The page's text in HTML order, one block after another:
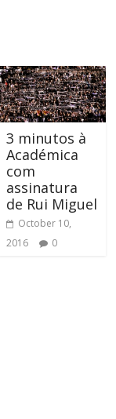
3 minutos à
Académica
com
assinatura
de Rui Miguel
October 10,
2016
0